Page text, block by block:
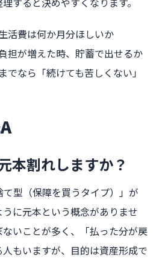
活費は何か月分ほしいか
担が増えた時、貯蓄で出せるか
でなら「続けても苦しくない」
本割れしますか？
型（保障を買うタイプ）」が
に元本という概念がありませ
いことが多く、「払った分が戻
もいますが、目的は資産形成で